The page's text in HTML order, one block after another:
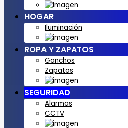
HOGAR
Iluminación
ROPA Y ZAPATOS
Ganchos
Zapatos
SEGURIDAD
Alarmas
CCTV